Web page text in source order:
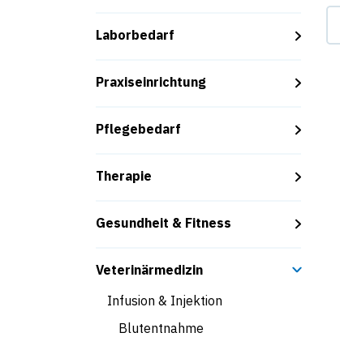
Laborbedarf
Praxiseinrichtung
Pflegebedarf
Therapie
Gesundheit & Fitness
Veterinärmedizin
Infusion & Injektion
Blutentnahme